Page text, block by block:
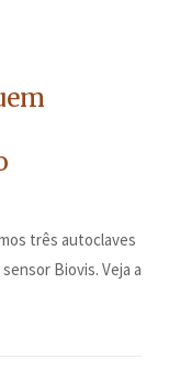
três autoclaves
Biovis. Veja a